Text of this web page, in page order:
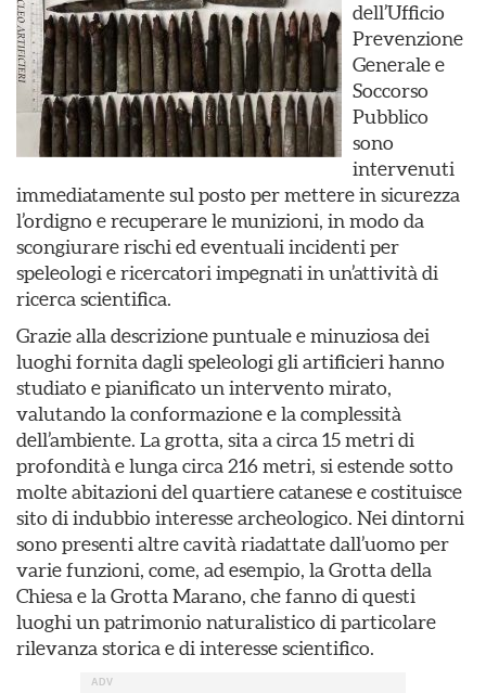
dell’Ufficio
Prevenzione
Generale e
Soccorso
Pubblico
sono
intervenuti
immediatamente sul posto per mettere in sicurezza
l’ordigno e recuperare le munizioni, in modo da
scongiurare rischi ed eventuali incidenti per
speleologi e ricercatori impegnati in un’attività di
ricerca scientifica.
Grazie alla descrizione puntuale e minuziosa dei
luoghi fornita dagli speleologi gli artificieri hanno
studiato e pianificato un intervento mirato,
valutando la conformazione e la complessità
dell’ambiente. La grotta, sita a circa 15 metri di
profondità e lunga circa 216 metri, si estende sotto
molte abitazioni del quartiere catanese e costituisce
sito di indubbio interesse archeologico. Nei dintorni
sono presenti altre cavità riadattate dall’uomo per
varie funzioni, come, ad esempio, la Grotta della
Chiesa e la Grotta Marano, che fanno di questi
luoghi un patrimonio naturalistico di particolare
rilevanza storica e di interesse scientifico.